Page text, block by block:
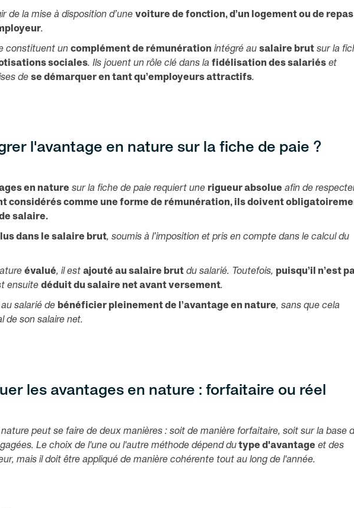
de la mise à disposition d’une voiture de fonction, d’un logement ou de repas
.
constituent un complément de rémunération intégré au salaire brut sur la
sociales. Ils jouent un rôle clé dans la fidélisation des salariés et
de se démarquer en tant qu’employeurs attractifs.
l'avantage en nature sur la fiche de paie ?
en nature sur la fiche de paie requiert une rigueur absolue afin de
considérés comme une forme de rémunération, ils doivent
salaire.
dans le salaire brut, soumis à l’imposition et pris en compte dans le calcul du
évalué, il est ajouté au salaire brut du salarié. Toutefois, puisqu’il n’est
ensuite déduit du salaire net avant versement.
salarié de bénéficier pleinement de l’avantage en nature, sans que cela
de son salaire net.
les avantages en nature : forfaitaire ou réel
peut se faire de deux manières : soit de manière forfaitaire, soit sur la base
Le choix de l'une ou l'autre méthode dépend du type d'avantage et des
mais il doit être appliqué de manière cohérente tout au long de l'année.